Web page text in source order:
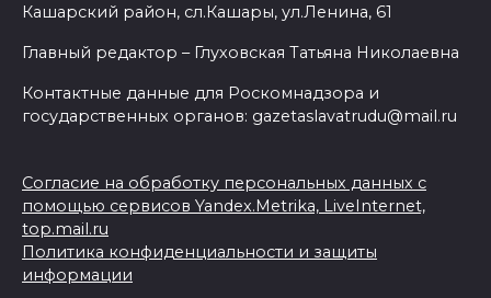
Кашарский район, сл.Кашары, ул.Ленина, 61
Главный редактор – Глуховская Татьяна Николаевна
Контактные данные для Роскомнадзора и
государственных органов: gazetaslavatrudu@mail.ru
Согласие на обработку персональных данных с
помощью сервисов Yandex.Metrika, LiveInternet,
top.mail.ru
Политика конфиденциальности и защиты
информации